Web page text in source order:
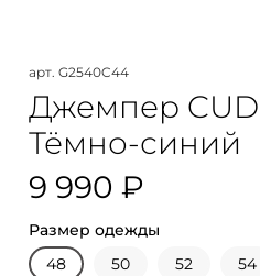
арт. G2540C44
Джемпер
Тёмно-синий
9 990 ₽
Размер одежды
48
50 52 54